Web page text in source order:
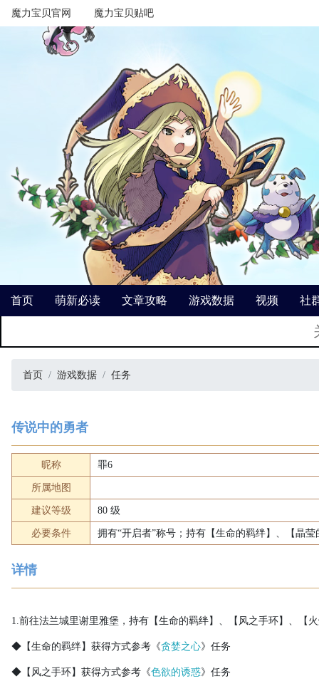
魔力宝贝官网 魔力宝贝贴吧
首页 萌新必读 文章攻略 游戏数据 视频 社
首页 游戏数据 任务
传说中的勇者
昵称 罪6
所属地图
建议等级 80 级
必要条件 拥有“开启者”称号；持有【生命的羁绊】、【晶
详情
1.前往法兰城里谢里雅堡，持有【生命的羁绊】、【风之手环】、【
◆【生命的羁绊】获得方式参考《贪婪之心》任务
◆【风之手环】获得方式参考《色欲的诱惑》任务